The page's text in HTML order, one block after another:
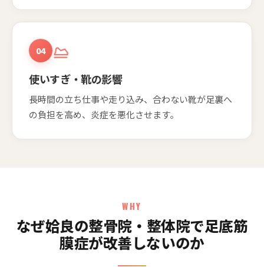
04
使いすぎ・靴の影響
長時間の立ち仕事や走り込み、合わない靴が足裏へ
の負担を高め、炎症を悪化させます。
WHY
なぜ姶良の整骨院・整体院で足底筋
膜症が改善しないのか